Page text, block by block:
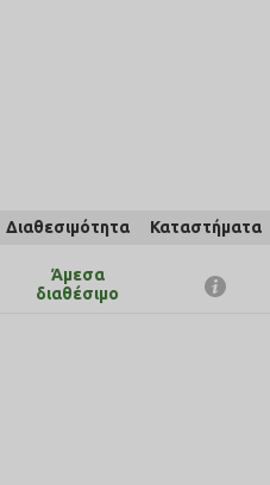
Διαθεσιμότητα Καταστήματα
Άμεσα
διαθέσιμο